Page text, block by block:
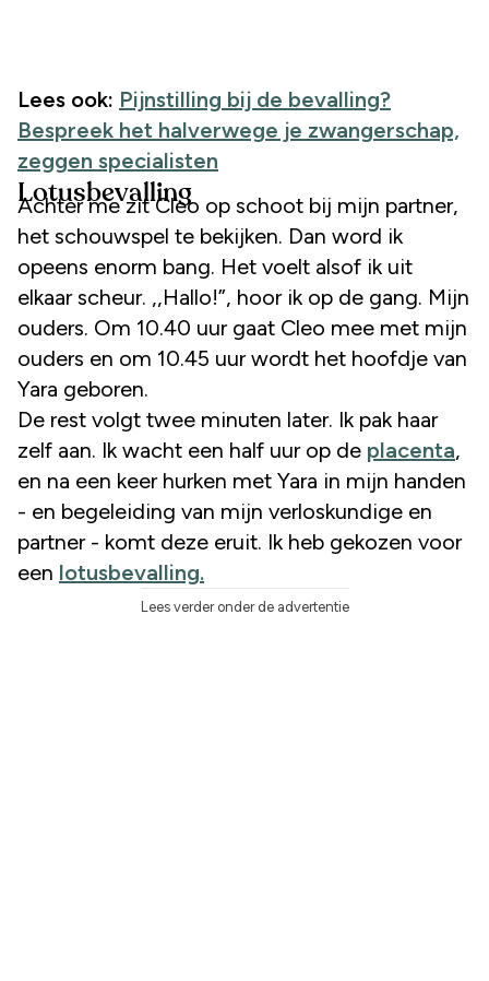
Lees ook: Pijnstilling bij de bevalling?
Bespreek het halverwege je zwangerschap,
zeggen specialisten
Lotusbevalling
Achter me zit Cleo op schoot bij mijn partner,
het schouwspel te bekijken. Dan word ik
opeens enorm bang. Het voelt alsof ik uit
elkaar scheur. ,,Hallo!”, hoor ik op de gang. Mijn
ouders. Om 10.40 uur gaat Cleo mee met mijn
ouders en om 10.45 uur wordt het hoofdje van
Yara geboren.
De rest volgt twee minuten later. Ik pak haar
zelf aan. Ik wacht een half uur op de placenta,
en na een keer hurken met Yara in mijn handen
- en begeleiding van mijn verloskundige en
partner - komt deze eruit. Ik heb gekozen voor
een lotusbevalling.
Lees verder onder de advertentie